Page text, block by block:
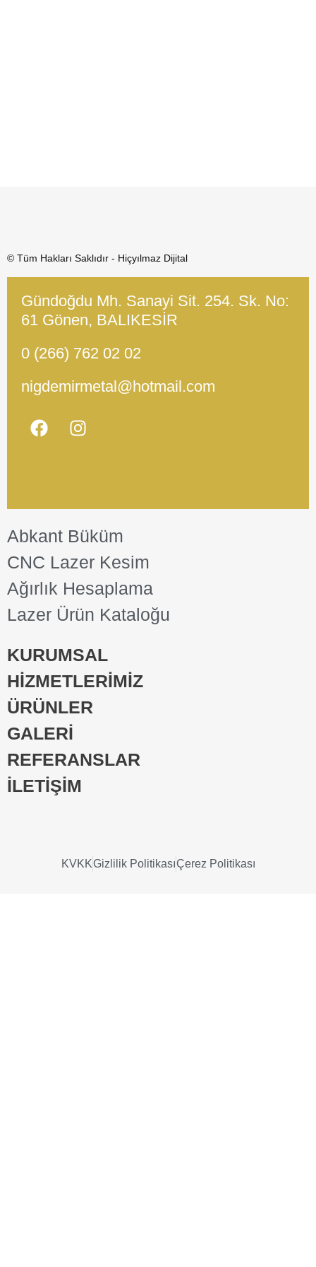
© Tüm Hakları Saklıdır - Hiçyılmaz Dijital
Gündoğdu Mh. Sanayi Sit. 254. Sk. No:
61 Gönen, BALIKESİR
0 (266) 762 02 02
nigdemirmetal@hotmail.com
Abkant Büküm
CNC Lazer Kesim
Ağırlık Hesaplama
Lazer Ürün Kataloğu
KURUMSAL
HİZMETLERİMİZ
ÜRÜNLER
GALERİ
REFERANSLAR
İLETİŞİM
KVKKGizlilik PolitikasıÇerez Politikası